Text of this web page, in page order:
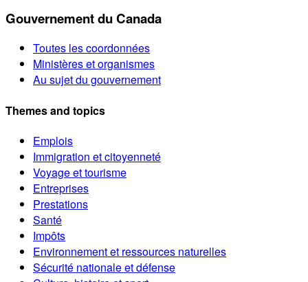
Gouvernement du Canada
Toutes les coordonnées
Ministères et organismes
Au sujet du gouvernement
Themes and topics
Emplois
Immigration et citoyenneté
Voyage et tourisme
Entreprises
Prestations
Santé
Impôts
Environnement et ressources naturelles
Sécurité nationale et défense